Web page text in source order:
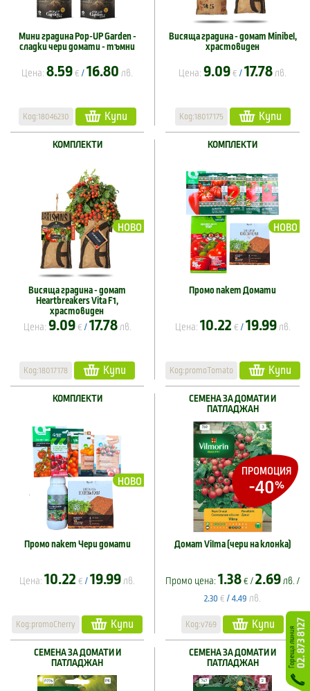
Мини градина Pop-UP Garden -
сладки чери домати - тъмни
Цена: 8.59 € / 16.80 лв.
Код:18046230 Купи
Висяща градина - домат Minibel,
храстовиден
Цена: 9.09 € / 17.78 лв.
Код:18017175 Купи
НОВО
КОМПЛЕКТИ
Висяща градина - домат
Heartbreakers Vita F1,
храстовиден
Цена: 9.09 € / 17.78 лв.
Код:18017178 Купи
НОВО
КОМПЛЕКТИ
Промо пакет Домати
Цена: 10.22 € / 19.99 лв.
Код:promoTomato Купи
НОВО
КОМПЛЕКТИ
Промо пакет Чери домати
Цена: 10.22 € / 19.99 лв.
Код:promoCherry Купи
ПРОМОЦИЯ
-40%
СЕМЕНА ЗА ДОМАТИ И
ПАТЛАДЖАН
Домат Vilma (чери на клонка)
Промо цена: 1.38 € / 2.69 лв. /
2.30 € / 4.49 лв.
Код:v769 Купи
СЕМЕНА ЗА ДОМАТИ И
ПАТЛАДЖАН
СЕМЕНА ЗА ДОМАТИ И
ПАТЛАДЖАН